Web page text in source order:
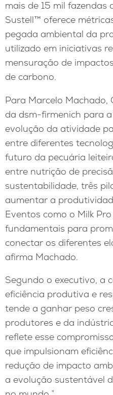
mais de 15 mil
Sustell™ oferece
pegada ambiental da
utilizado em iniciativas
mensuração de
de carbono.
Para Marcelo Machado,
da dsm-firmenich para
evolução da atividade
entre diferentes
futuro da pecuária
entre nutrição de
sustentabilidade, três
aumentar a
Eventos como o Milk
fundamentais para
conectar os diferentes
afirma Machado.
Segundo o executivo, a
eficiência produtiva e
tende a ganhar peso
produtores e da
reflete esse
que impulsionam
redução de impacto
a evolução sustentável